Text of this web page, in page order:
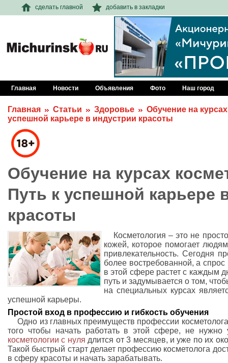
сделать главной добавить в закладки
Главная Новости Объявления Фото Наш город
Главная Статьи Здоровье
Обучение на
успешной карьере в индустрии красоты
Обучение на курсах
Путь к успешной карьере
красоты
Косметология – это не
кожей, которое помогает
привлекательность. Сегодня
более востребованной, а
в этой сфере растет с каждым
путь и задумывается о том,
на специальных курсах
успешной карьеры.
Простой вход в профессию и гибкость обучения
Одно из главных преимуществ профессии
того чтобы начать работать в этой сфере, не нужно
косметологии с нуля длится от 3 месяцев, и уже по их
Такой быстрый старт делает профессию косметолога
в сферу красоты и начать зарабатывать.